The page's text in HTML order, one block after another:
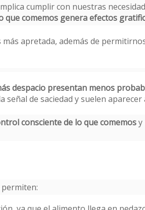
cumplir con nuestras
que comemos genera efectos
apretada, además de
despacio presentan menos
de saciedad y suelen aparecer
consciente de lo que comemosy